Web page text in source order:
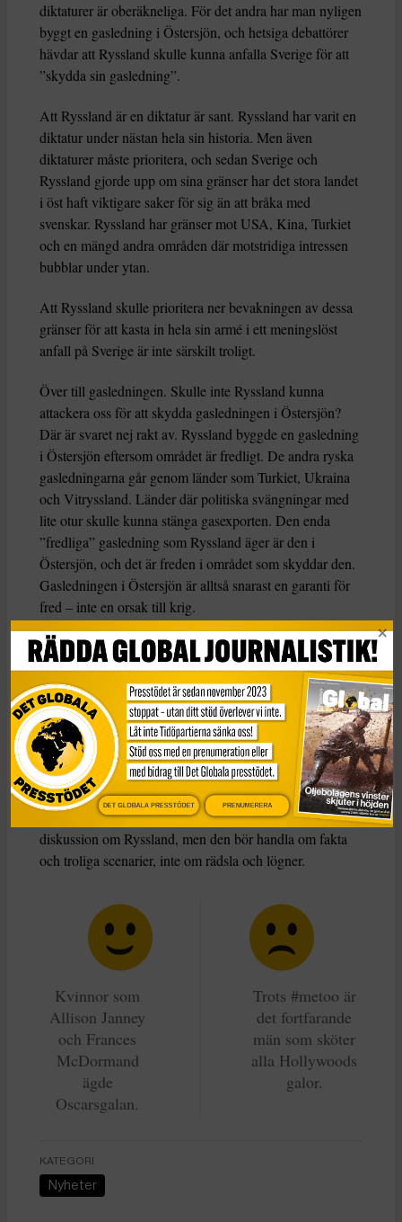
diktaturer är oberäkneliga. För det andra har man nyligen
byggt en gasledning i Östersjön, och hetsiga debattörer
hävdar att Ryssland skulle kunna anfalla Sverige för att
”skydda sin gasledning”.
Att Ryssland är en diktatur är sant. Ryssland har varit en
diktatur under nästan hela sin historia. Men även
diktaturer måste prioritera, och sedan Sverige och
Ryssland gjorde upp om sina gränser har det stora landet
i öst haft viktigare saker för sig än att bråka med
svenskar. Ryssland har gränser mot USA, Kina, Turkiet
och en mängd andra områden där motstridiga intressen
bubblar under ytan.
Att Ryssland skulle prioritera ner bevakningen av dessa
gränser för att kasta in hela sin armé i ett meningslöst
anfall på Sverige är inte särskilt troligt.
Över till gasledningen. Skulle inte Ryssland kunna
attackera oss för att skydda gasledningen i Östersjön?
Där är svaret nej rakt av. Ryssland byggde en gasledning
i Östersjön eftersom området är fredligt. De andra ryska
gasledningarna går genom länder som Turkiet, Ukraina
och Vitryssland. Länder där politiska svängningar med
lite otur skulle kunna stänga gasexporten. Den enda
”fredliga” gasledning som Ryssland äger är den i
Östersjön, och det är freden i området som skyddar den.
Gasledningen i Östersjön är alltså snarast en garanti för
fred – inte en orsak till krig.
Jag vill inte förringa folks rädsla. Det okända är
skrämmande, och Ryssland är en stor jätte på andra sidan
ett litet hav. Men ett land som låter sig styras av rädsla
snarare än förnuft kommer att gå under.
Folk är rädda för andra åsikter, för dem med andra
hudfärger och för det som finns på andra sidan gränsen.
Men om man låter rädslan sätta agendan för politiken har
man snart en egen liten diktatur. Vi bör givetvis ha en
diskussion om Ryssland, men den bör handla om fakta
och troliga scenarier, inte om rädsla och lögner.
Kvinnor som
Allison Janney
och Frances
McDormand
ägde
Oscarsgalan.
Trots #metoo är
det fortfarande
män som sköter
alla Hollywoods
galor.
KATEGORI
Nyheter
DET GLOBALA PRESSTÖDET PRENUMERERA